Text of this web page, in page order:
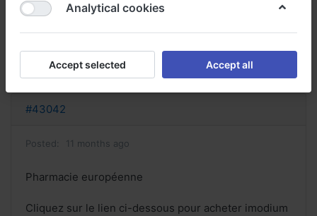
acheter imodium lingual imodium
sans ordonnance belgique
Reply
#43042
Posted: 11 months ago
Pharmacie européenne
Cliquez sur le lien ci-dessous pour acheter imodium
Analytical cookies
Accept selected Accept all